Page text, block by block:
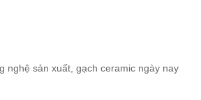
nghệ sản xuất, gạch ceramic ngày nay